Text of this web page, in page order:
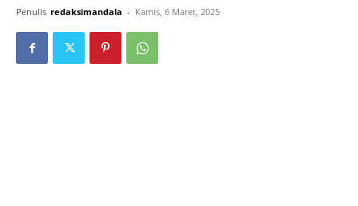
Penulis redaksimandala - Kamis, 6 Maret, 2025